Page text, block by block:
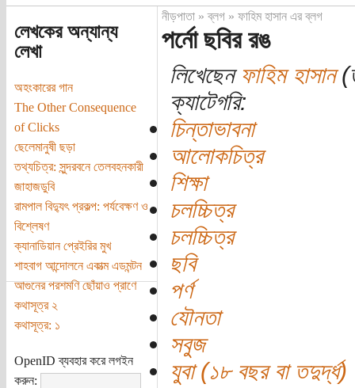
লেখকের অন্যান্য
লেখা
অহংকারের গান
The Other Consequence
of Clicks
ছেলেমানুষী ছড়া
তথ্যচিত্র: সুন্দরবনে তেলবহনকারী
জাহাজডুবি
রামপাল বিদ্যুৎ প্রকল্প: পর্যবেক্ষণ ও
বিশ্লেষণ
ক্যানাডিয়ান প্রেইরির মুখ
শাহবাগ আন্দোলনে একাত্ম এডমন্টন
আগুনের পরশমণি ছোঁয়াও প্রাণে
কথাসূত্র ২
কথাসূত্র: ১
OpenID ব্যবহার করে লগইন
করুন:
নীড়পাতা»ব্লগ» ফাহিম হাসান এর ব্লগ
পর্নো ছবির রঙ
লিখেছেনফাহিম হাসান
ক্যাটেগরি:
চিন্তাভাবনা
আলোকচিত্র
শিক্ষা
চলচ্চিত্র
চলচ্চিত্র
ছবি
পর্ণ
যৌনতা
সবুজ
যুবা (১৮ বছর বা তদুর্দ্ধ)